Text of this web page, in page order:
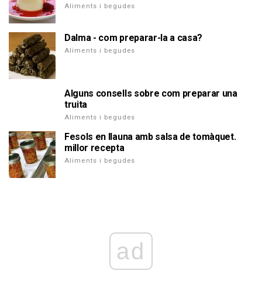
Aliments i begudes
Dalma - com preparar-la a casa?
Aliments i begudes
Alguns consells sobre com preparar una
truita
Aliments i begudes
Fesols en llauna amb salsa de tomàquet.
millor recepta
Aliments i begudes
ad